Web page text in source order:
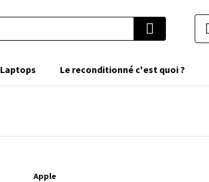
Laptops Le reconditionné c'est quoi ?
Apple